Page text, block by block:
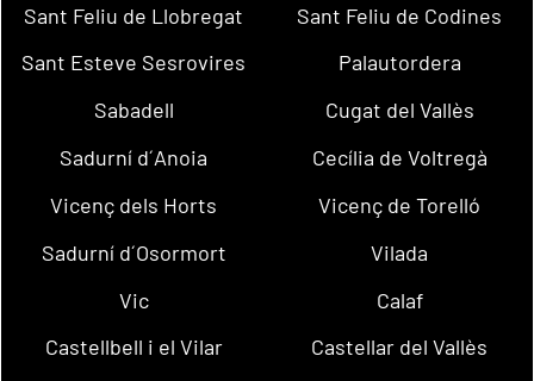
Sant Feliu de Llobregat
Sant Feliu de Codines
Sant Esteve Sesrovires
Palautordera
Sabadell
Cugat del Vallès
Sadurní d´Anoia
Cecília de Voltregà
Vicenç dels Horts
Vicenç de Torelló
Sadurní d´Osormort
Vilada
Vic
Calaf
Castellbell i el Vilar
Castellar del Vallès